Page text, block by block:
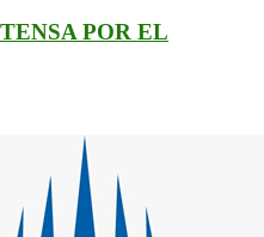
POR EL